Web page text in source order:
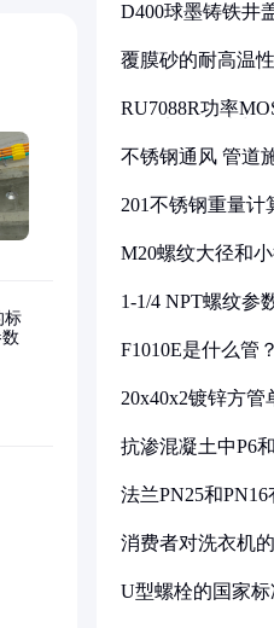
D400球墨铸铁井
覆膜砂的耐高温
RU7088R功率
不锈钢通风 管道
201不锈钢重量计
M20螺纹大径和
1-1/4 NPT螺纹参
F1010E是什么管
20x40x2镀锌方
抗渗混凝土中P6
法兰PN25和PN16
消费者对洗衣机
U型螺栓的国家标